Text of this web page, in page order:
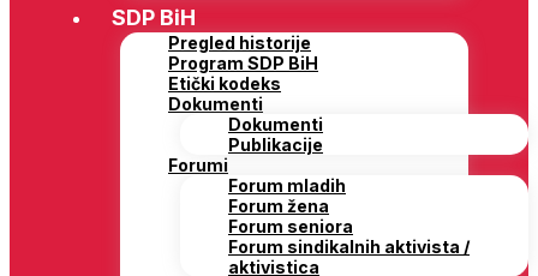
SDP BiH
Pregled historije
Program SDP BiH
Etički kodeks
Dokumenti
Dokumenti
Publikacije
Forumi
Forum mladih
Forum žena
Forum seniora
Forum sindikalnih aktivista /
aktivistica